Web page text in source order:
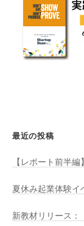
最近の投稿
【レポート前半
夏休み起業体験
新教材リリース：